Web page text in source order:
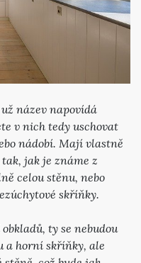
název napovídá
v nich tedy uschovat
nádobí. Mají vlastně
jak je známe z
celou stěnu, nebo
skříňky.
ty se nebudou
a horní skříňky, ale